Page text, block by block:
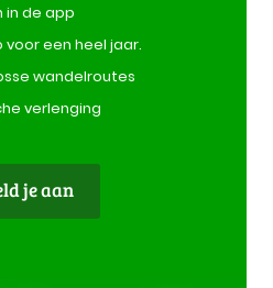
in de app
voor een heel jaar.
wandelroutes
verlenging
je aan